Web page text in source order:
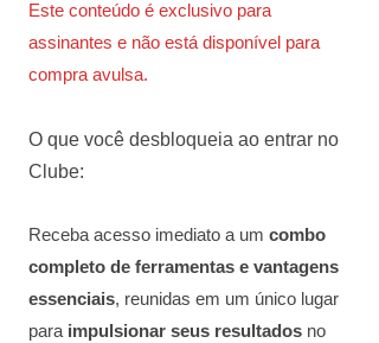
Este conteúdo é exclusivo para
assinantes e não está disponível para
compra avulsa.
O que você desbloqueia ao entrar no
Clube:
Receba acesso imediato a um combo
completo de ferramentas e vantagens
essenciais, reunidas em um único lugar
para impulsionar seus resultados no